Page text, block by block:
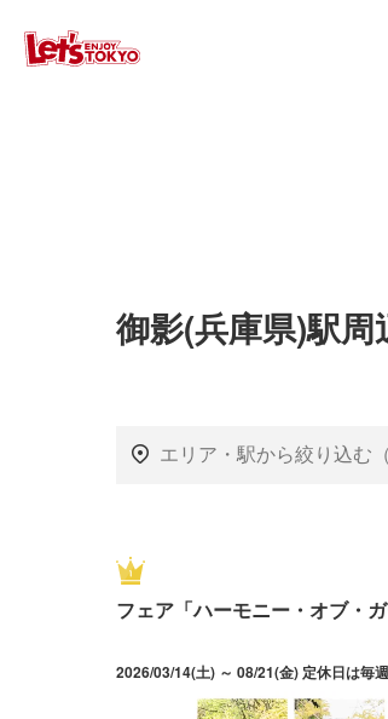
御影(兵庫県)駅
フェア「ハーモニー・オブ・ガ